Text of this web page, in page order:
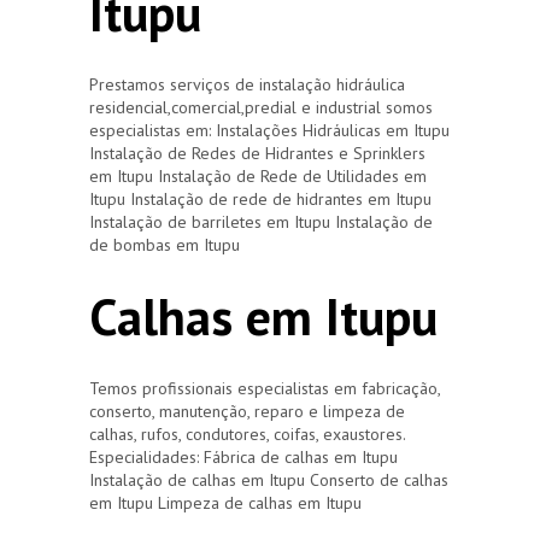
Prestamos serviços de instalação hidráulica
residencial,comercial,predial e industrial somos
especialistas em: Instalações Hidráulicas em Itupu
Instalação de Redes de Hidrantes e Sprinklers
em Itupu Instalação de Rede de Utilidades em
Itupu Instalação de rede de hidrantes em Itupu
Instalação de barriletes em Itupu Instalação de
de bombas em Itupu
Calhas em Itupu
Temos profissionais especialistas em fabricação,
conserto, manutenção, reparo e limpeza de
calhas, rufos, condutores, coifas, exaustores.
Especialidades: Fábrica de calhas em Itupu
Instalação de calhas em Itupu Conserto de calhas
em Itupu Limpeza de calhas em Itupu